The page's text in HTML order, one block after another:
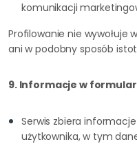
komunikacji
Profilowanie nie wywołuje
ani w podobny sposób
9. Informacje w
Serwis zbiera
użytkownika, w tym